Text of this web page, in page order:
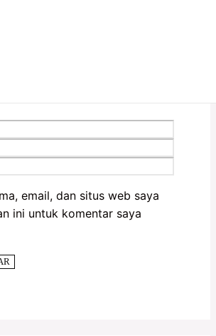
email, dan situs web saya
ini untuk komentar saya